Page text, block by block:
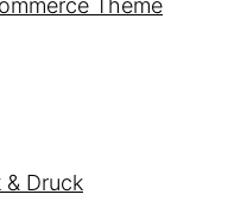
Theme
& Druck